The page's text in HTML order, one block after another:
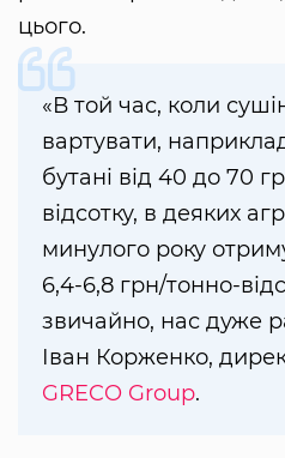
цього.
«В той час, коли
вартувати,
бутані від 40 до 70
відсотку, в деяких
минулого року
6,4-6,8 грн/тонно-
звичайно, нас дуже
Іван Корженко,
GRECO Group.